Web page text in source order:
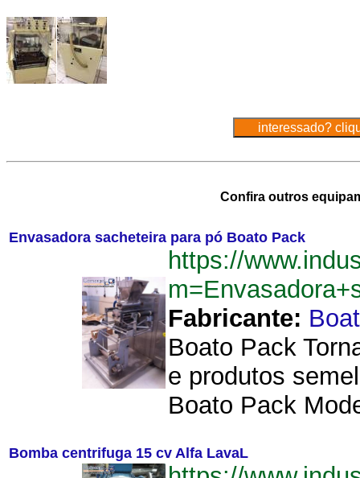
Confira outros
Envasadora sacheteira para pó Boato Pack
https://
Fabricante:
Boato Pack
e produtos
Boato Pack
Bomba centrifuga 15 cv Alfa LavaL